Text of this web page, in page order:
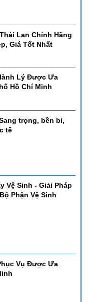
Lan Chính Hãng
Giá Tốt Nhất
Lý Được Ưa
Hồ Chí Minh
trọng, bền bỉ,
tế
Vệ Sinh - Giải Pháp
Phận Vệ Sinh
Vụ Được Ưa